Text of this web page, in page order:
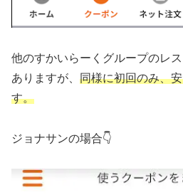
他のすかいらーくグループのレ
ありますが、 同様に初回のみ、
す。
ジョナサンの場合👇